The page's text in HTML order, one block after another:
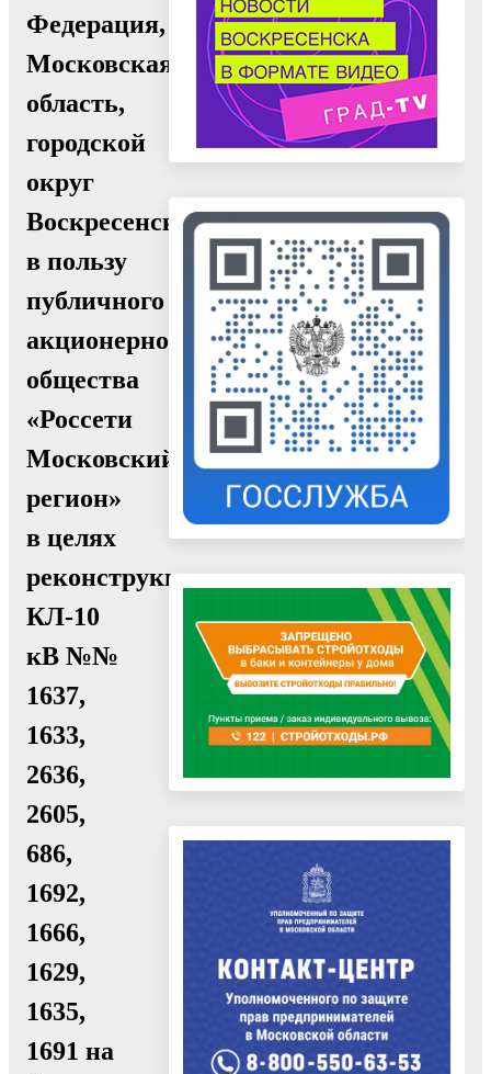
Федерация,
Московская
область,
городской
округ
Воскресенск,
в пользу
публичного
акционерного
общества
«Россети
Московский
регион»
в целях
реконструкции
КЛ-10
кВ №№
1637,
1633,
2636,
2605,
686,
1692,
1666,
1629,
1635,
1691 на